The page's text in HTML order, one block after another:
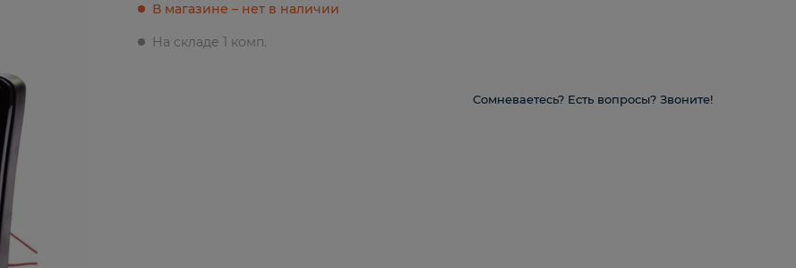
В магазине – нет в наличии
На складе 1 комп.
Сомневаетесь? Есть вопросы? Звоните!